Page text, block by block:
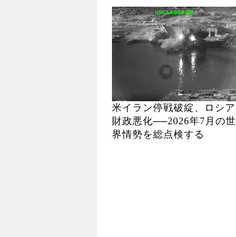
米イラン停戦破綻、ロシア
財政悪化──2026年7月の世
界情勢を総点検する